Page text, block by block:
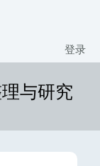
登录
与研究